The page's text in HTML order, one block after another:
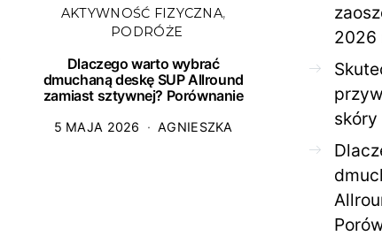
AKTYWNOŚĆ FIZYCZNA
PODRÓŻE
Dlaczego warto wybrać
dmuchaną deskę SUP Allround
zamiast sztywnej? Porównanie
5 MAJA 2026 AGNIESZKA
Jak
28 KWIETNIA
2026
skóry